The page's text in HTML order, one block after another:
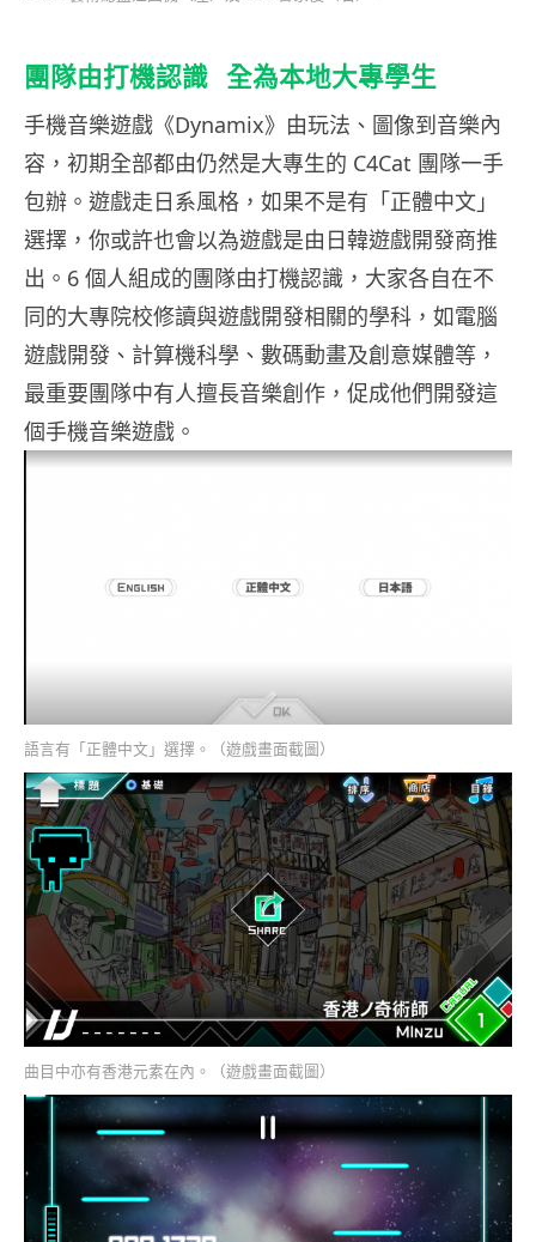
團隊由打機認識 全為本地大專學生
手機音樂遊戲《Dynamix》由玩法、圖像到音樂內
容，初期全部都由仍然是大專生的 C4Cat 團隊一手
包辦。遊戲走日系風格，如果不是有「正體中文」
選擇，你或許也會以為遊戲是由日韓遊戲開發商推
出。6 個人組成的團隊由打機認識，大家各自在不
同的大專院校修讀與遊戲開發相關的學科，如電腦
遊戲開發、計算機科學、數碼動畫及創意媒體等，
最重要團隊中有人擅長音樂創作，促成他們開發這
個手機音樂遊戲。
語言有「正體中文」選擇。（遊戲畫面截圖）
曲目中亦有香港元素在內。（遊戲畫面截圖）